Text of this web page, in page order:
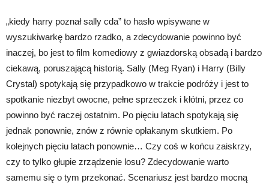
„kiedy harry poznał sally cda” to hasło wpisywane w
wyszukiwarkę bardzo rzadko, a zdecydowanie powinno być
inaczej, bo jest to film komediowy z gwiazdorską obsadą i bardzo
ciekawą, poruszającą historią. Sally (Meg Ryan) i Harry (Billy
Crystal) spotykają się przypadkowo w trakcie podróży i jest to
spotkanie niezbyt owocne, pełne sprzeczek i kłótni, przez co
powinno być raczej ostatnim. Po pięciu latach spotykają się
jednak ponownie, znów z równie opłakanym skutkiem. Po
kolejnych pięciu latach ponownie… Czy coś w końcu zaiskrzy,
czy to tylko głupie zrządzenie losu? Zdecydowanie warto
samemu się o tym przekonać. Scenariusz jest bardzo mocną